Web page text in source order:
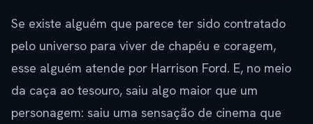
Se existe alguém que parece ter sido contratado
pelo universo para viver de chapéu e coragem,
esse alguém atende por Harrison Ford. E, no meio
da caça ao tesouro, saiu algo maior que um
personagem: saiu uma sensação de cinema que